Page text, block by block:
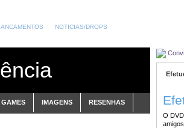
NOTICIAS/DROPS
GAMES IMAGENS RESENHAS
O